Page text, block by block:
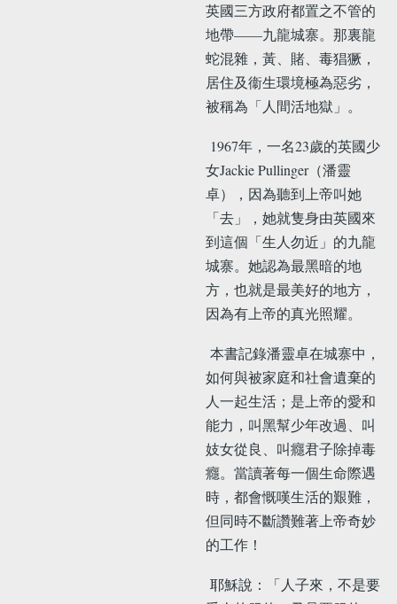
英國三方政府都置之不管的
地帶——九龍城寨。那裏龍
蛇混雜，黃、賭、毒猖獗，
居住及衞生環境極為惡劣，
被稱為「人間活地獄」。
1967年，一名23歲的英國少
女Jackie Pullinger（潘靈
卓），因為聽到上帝叫她
「去」，她就隻身由英國來
到這個「生人勿近」的九龍
城寨。她認為最黑暗的地
方，也就是最美好的地方，
因為有上帝的真光照耀。
本書記錄潘靈卓在城寨中，
如何與被家庭和社會遺棄的
人一起生活；是上帝的愛和
能力，叫黑幫少年改過、叫
妓女從良、叫癮君子除掉毒
癮。當讀著每一個生命際遇
時，都會慨嘆生活的艱難，
但同時不斷讚難著上帝奇妙
的工作！
耶穌說：「人子來，不是要